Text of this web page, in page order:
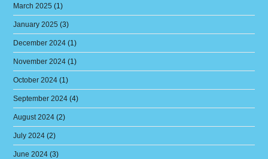
March 2025 (1)
January 2025 (3)
December 2024 (1)
November 2024 (1)
October 2024 (1)
September 2024 (4)
August 2024 (2)
July 2024 (2)
June 2024 (3)